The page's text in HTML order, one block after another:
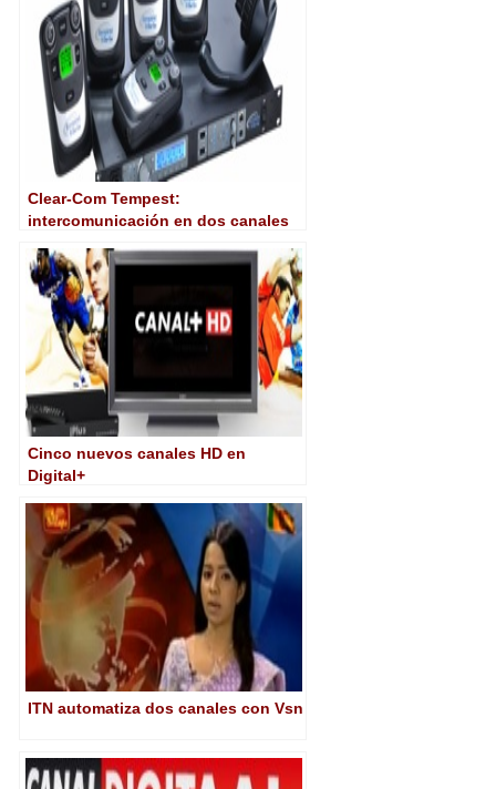
Clear-Com Tempest:
intercomunicación en dos canales
Cinco nuevos canales HD en
Digital+
ITN automatiza dos canales con Vsn